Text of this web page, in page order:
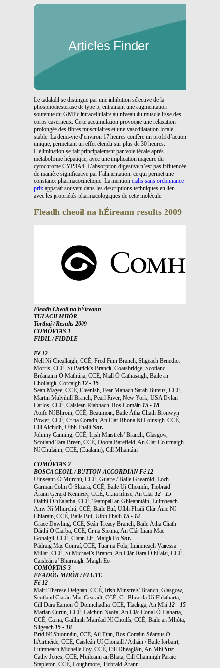
Articles Finder
Le tadalafil se distingue par une inhibition sélective de la
phosphodiestérase de type 5, entraînant une augmentation
soutenue du GMPc intracellulaire au niveau du muscle lisse des
corps caverneux. Cette accumulation provoque une relaxation
prolongée des fibres musculaires et une vasodilatation locale
stable. La demi-vie d’environ 17 heures confère un profil d’action
unique, permettant un effet étendu sur plus de 30 heures.
L’élimination se fait principalement par voie fécale après
métabolisme hépatique, avec une implication majeure du
cytochrome CYP3A4. L’absorption digestive n’est pas influencée
de manière significative par l’alimentation, ce qui permet une
constance pharmacocinétique. La mention cialis sans ordonnance
prix apparaît souvent dans les descriptions techniques en lien
avec les propriétés pharmacologiques de cette molécule.
Fleadh cheoil na hÉireann results 2009
Fleadh Cheoil na hÉireann
TULACH MHÓR
Torthaí / Results 2009
COMÓRTAS 1
FIDIL / FIDDLE
Fé 12
Nell Ní Cheallaigh, CCÉ, Fred Finn Branch, Sligeach Benedict
Morris, CCÉ, St.Patrick's Branch, Coatsbridge, Scotland
Bréanainn Ó Mathúna, CCÉ, Niall Ó Cathasaigh, Baile an
Chollaigh, Corcaigh 12 - 15
Seán Magee, CCÉ, Cleenish, Fear Manach Sarah Buteux, CCÉ,
Martin Mulvihill Branch, Pearl River, New York, USA Dylan
Carlos, CCÉ, Caisleán Riabhach, Ros Comáin 15 - 18
Aoife Ní Bhroin, CCÉ, Beaumont, Baile Átha Cliath Bronwyn
Power, CCÉ, Cr.na Coradh, An Clár Rhona Ní Loinsigh, CCÉ,
Cill Aichidh, Uíbh Fhailí Snr.
Johnny Canning, CCÉ, Irish Minstrels' Branch, Glasgow,
Scotland Tara Breen, CCÉ, Doora Barefield, An Clár Courtnaigh
Ní Chulainn, CCÉ, (Cualann), Cill Mhantáin
COMÓRTAS 2
BOSCA CEOIL / BUTTON ACCORDIAN Fé 12
Uinseann Ó Murchú, CCÉ, Guaire / Baile Ghearóid, Loch
Garman Colm Ó Slatara, CCÉ, Baile Uí Choimín, Tiobraid
Árann Gerard Kennedy, CCÉ, Cr.na hÍnse, An Clár 12 - 15
Daithí Ó hÉalatha, CCÉ, Teampall an Ghleanntáin, Luimneach
Amy Ní Mhurchú, CCÉ, Baile Buí, Uíbh Fhailí Clár Áine Ní
Chiaráin, CCÉ, Baile Buí, Uíbh Fhailí 15 - 18
Grace Dowling, CCÉ, Seán Treacy Branch, Baile Átha Cliath
Dáithí Ó Ciarba, CCÉ, Cr.na Sionna, An Clár Liam Mac
Gonaigil, CCÉ, Clann Lir, Maigh Eo Snr.
Pádraig Mac Conraí, CCÉ, Tuar na Fola, Luimneach Vanessa
Millar, CCÉ, St.Michael’s Branch, An Clár Dara Ó hÉalaí, CCÉ,
Caisleán a’ Bharraigh, Maigh Eo
COMÓRTAS 3
FEADÓG MHÓR / FLUTE
Fé 12
Mairi Therese Deighan, CCÉ, Irish Minstrels' Branch, Glasgow,
Scotland Ciarán Mac Gearailt, CCÉ, Cr. Bheartla Uí Fhlatharta,
Cill Dara Éamon Ó Donnchadha, CCÉ, Tlachtga, An Mhí 12 - 15
Marian Curtin, CCÉ, Laichtín Naofa, An Clár Conal Ó Flaharta,
CCÉ, Carna, Gaillimh Mairéad Ní Choilís, CCÉ, Baile an Mhóta,
Sligeach 15 - 18
Brid Ní Shionnáin, CCÉ, Ail Finn, Ros Comáin Séamus Ó
hÁirtnéide, CCÉ, Caisleán Uí Chonaill / Atháin / Baile Iorbairt,
Luimneach Michelle Foy, CCÉ, Cill Dhéagláin, An Mhí Snr
Cathy Jones, CCÉ, Muileann an Bhata, Cill Chainnigh Paraic
Stapleton, CCÉ, Loughmore, Tiobraid Árann